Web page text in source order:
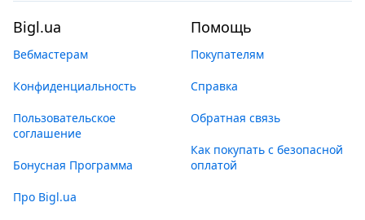
Bigl.ua
Вебмастерам
Конфиденциальность
Пользовательское
соглашение
Бонусная Программа
Про Bigl.ua
Помощь
Покупателям
Справка
Обратная связь
Как покупать с безопасной
оплатой